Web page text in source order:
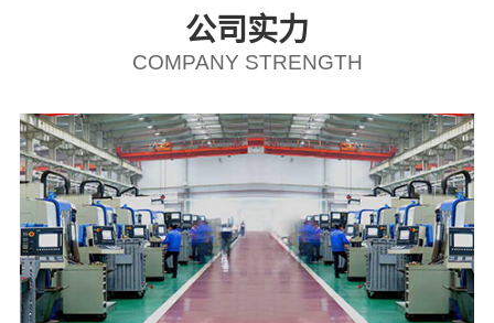
公司实力
COMPANY STRENGTH